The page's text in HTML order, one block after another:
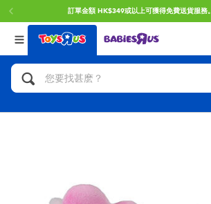
訂單金額 HK$349或以上可獲得免費送貨服務。
返回
分類目錄
人氣英雄,角色扮演,射擊玩具
玩具車,貨車,火車及遙控系列
返回
品牌
Brunch Brother 早午餐兄弟
Mini Brands
返回
年齢
0~2歳
8~11歳